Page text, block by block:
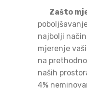
Zašto
najbolji
mjerenje
na
naših
4%